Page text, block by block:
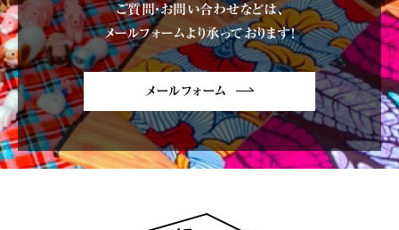
ご質問・お問い合わせなどは、
メールフォームより承っております!
メールフォーム